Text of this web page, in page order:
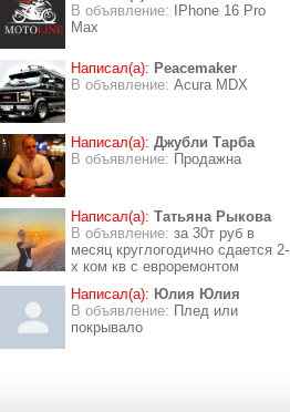
В объявление:
IPhone 16 Pro
Max
Написал(а): Peacemaker
В объявление: Acura MDX
Написал(а): Джубли Тарба
В объявление: Продажна
Написал(а): Татьяна Рыкова
В объявление: за 30т руб в
месяц круглогодично сдается 2-
х ком кв с евроремонтом
Написал(а): Юлия Юлия
В объявление: Плед или
покрывало